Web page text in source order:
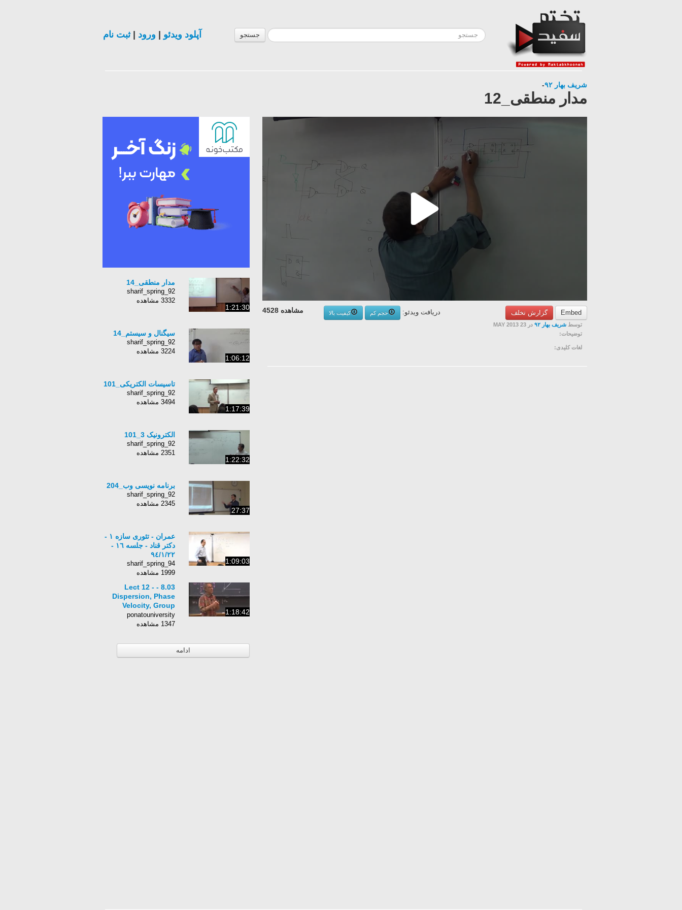
جستجو آپلود ویدئو ورود |ثبت نام
شریف بهار ٩٢ -
مدار منطقی_12
Embed گزارش تخلف مشاهده 4528 دریافت ویدئو: حجم کم
کیفیت بالا
توسط شریف بهار ٩٢
در 23 MAY 2013
توضیحات:
لغات کلیدی:
1:21:30
مدار منطقی_14
sharif_spring_92
3332 مشاهده
1:06:12
سیگنال و سیستم_14
sharif_spring_92
3224 مشاهده
1:17:39
تاسیسات الکتریکی_101
sharif_spring_92
3494 مشاهده
1:22:32
الکترونیک 3_101
sharif_spring_92
2351 مشاهده
27:37
برنامه نویسی وب_204
sharif_spring_92
2345 مشاهده
1:09:03
عمران - تئوری سازه ۱ -
دکتر قناد - جلسه ١٦ -
٩٤/١/٢٢
sharif_spring_94
1999 مشاهده
1:18:42
8.03 - Lect 12 -
Dispersion, Phase
Velocity, Group
Velocity
ponatouniversity
1347 مشاهده
ادامه